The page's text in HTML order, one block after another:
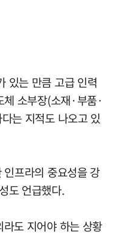
있는 만큼 고급 인력
소부장(소재·부품·
는 지적도 나오고 있
프라의 중요성을 강
도 언급했다.
도 지어야 하는 상황